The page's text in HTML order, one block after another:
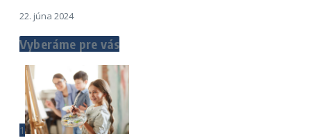
22. júna 2024
Vyberáme pre vás
1